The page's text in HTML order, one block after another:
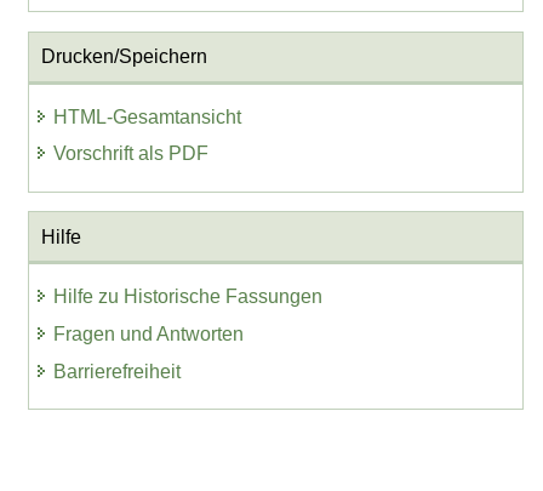
Drucken/Speichern
HTML-Gesamtansicht
Vorschrift als PDF
Hilfe
Hilfe zu Historische Fassungen
Fragen und Antworten
Barrierefreiheit